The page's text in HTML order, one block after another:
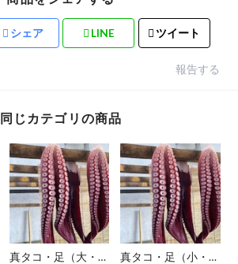
シェア LINE ツイート
報告する
同じカテゴリの商品
真タコ・足（大・約
真タコ・足（小・約